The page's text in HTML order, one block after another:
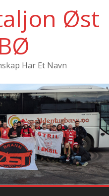
Øst
Har Et Navn